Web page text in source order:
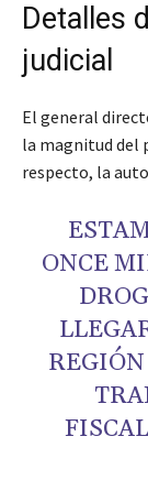
Detalles
judicial
El general
la magnitud del
respecto, la
ONCE